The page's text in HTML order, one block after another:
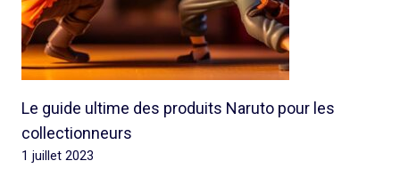
Le guide ultime des produits Naruto pour les
collectionneurs
1 juillet 2023